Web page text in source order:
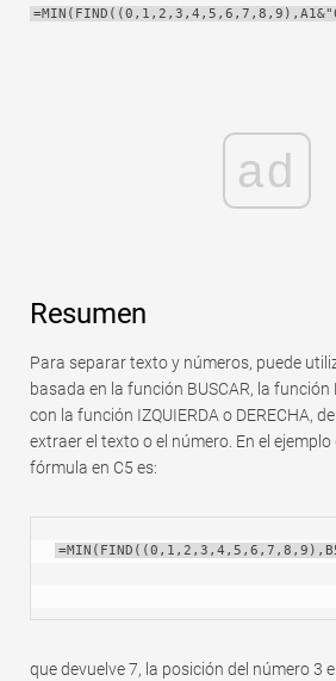
Rápido
ad
Resumen
Para separar texto y números, puede
basada en la función BUSCAR, la
con la función IZQUIERDA o DERECHA,
extraer el texto o el número. En el
fórmula en C5 es:
que devuelve 7, la posición del número 3